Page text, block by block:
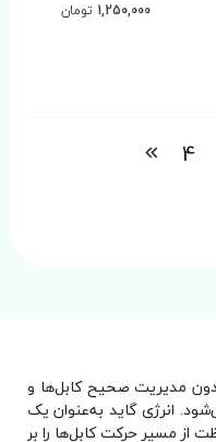
1,250,000 تومان
4
مدیریت صحیح کابل‌ها و
انرژی گاید به‌عنوان یک
از مسیر حرکت کابل‌ها را بر